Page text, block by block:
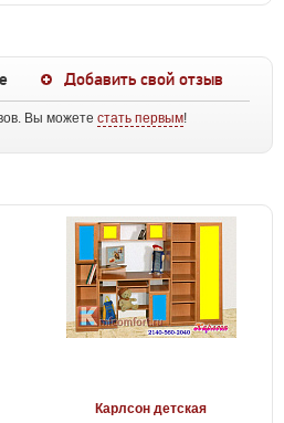
Добавить свой отзыв
Вы можете стать первым!
Карлсон детская